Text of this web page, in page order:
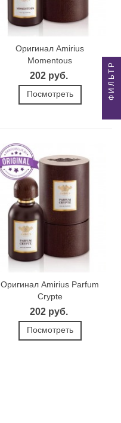
Оригинал Amirius
Momentous
202 руб.
Посмотреть
Оригинал Amirius Parfum
Crypte
202 руб.
Посмотреть
ФИЛЬТР